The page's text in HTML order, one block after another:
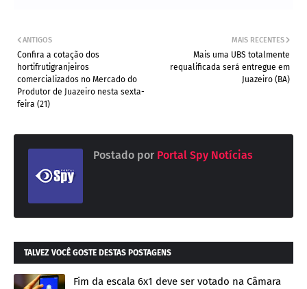
MAIS RECENTES
Mais uma UBS totalmente
requalificada será entregue em
Juazeiro (BA)
ANTIGOS
Confira a cotação dos
hortifrutigranjeiros
comercializados no Mercado do
Produtor de Juazeiro nesta sexta-
feira (21)
Postado por Portal Spy Notícias
TALVEZ VOCÊ GOSTE DESTAS POSTAGENS
Fim da escala 6x1 deve ser votado na Câmara